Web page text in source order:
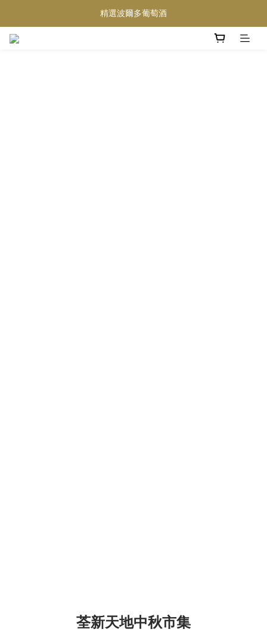
買滿任何酒類 六支 或買滿 $1200 (不限支數) 皆可享免費送貨
精選波爾多葡萄酒
荃新天地中秋市集